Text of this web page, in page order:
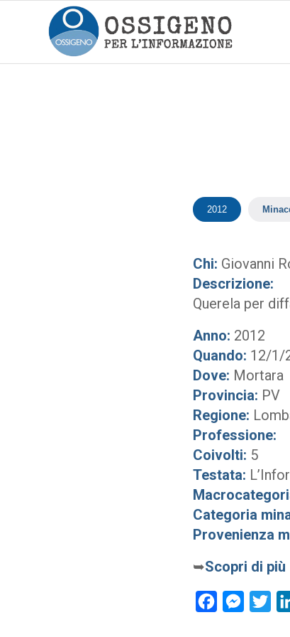
2012
Chi: Giovanni
Descrizione:
Querela per
Anno: 2012
Quando: 12/1/
Dove: Mortara
Provincia: PV
Regione:
Professione:
Coivolti: 5
Testata:
Categoria
Provenienza
➥Scopri di più
Facebook